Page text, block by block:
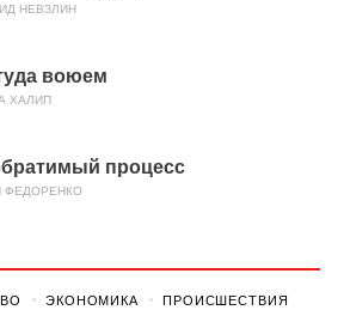
НЕВЗЛИН
воюем
ХАЛИП
процесс
ФЕДОРЕНКО
ЭКОНОМИКА ПРОИСШЕСТВИЯ